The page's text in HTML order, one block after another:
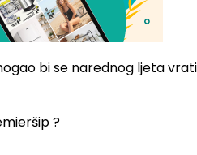
bi se narednog ljeta